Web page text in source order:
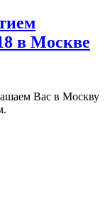
в Москве
Вас в Москву